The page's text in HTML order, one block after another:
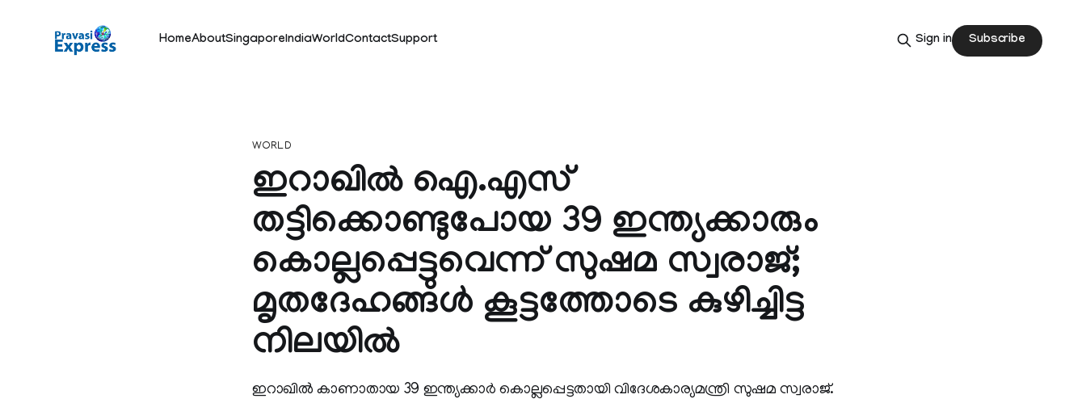
HomeAboutSingaporeIndiaWorldContactSupport Sign in Subscribe
WORLD
ഇറാഖില്‍ ഐ.എസ്
തട്ടിക്കൊണ്ടുപോയ 39 ഇന്ത്യക്കാരും
കൊല്ലപ്പെട്ടുവെന്ന് സുഷമ സ്വരാജ്;
മൃതദേഹങ്ങള്‍ കൂട്ടത്തോടെ കുഴിച്ചിട്ട
നിലയില്‍
ഇറാഖില്‍ കാണാതായ 39 ഇന്ത്യക്കാര്‍ കൊല്ലപ്പെട്ടതായി വിദേശകാര്യമന്ത്രി സുഷമ സ്വരാജ്.